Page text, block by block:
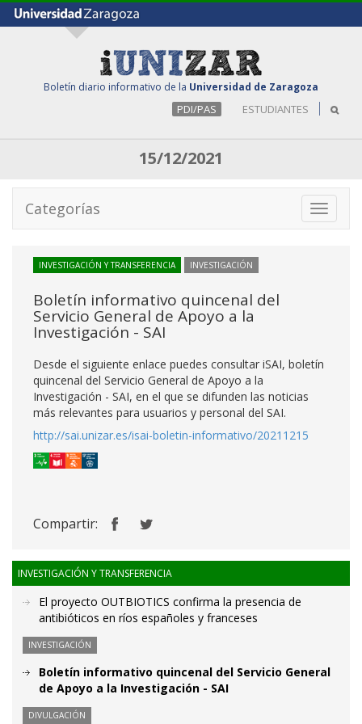
Boletín diario informativo de la Universidad de Zaragoza
PDI/PAS ESTUDIANTES
15/12/2021
Toggle
Categorías
INVESTIGACIÓN Y TRANSFERENCIA INVESTIGACIÓN
Boletín informativo quincenal del
Servicio General de Apoyo a la
Investigación - SAI
Desde el siguiente enlace puedes consultar iSAI, boletín
quincenal del Servicio General de Apoyo a la
Investigación - SAI, en el que se difunden las noticias
más relevantes para usuarios y personal del SAI.
http://sai.unizar.es/isai-boletin-informativo/20211215
Compartir:
INVESTIGACIÓN Y TRANSFERENCIA
El proyecto OUTBIOTICS confirma la presencia de
antibióticos en ríos españoles y franceses
INVESTIGACIÓN
Boletín informativo quincenal del Servicio General
de Apoyo a la Investigación - SAI
DIVULGACIÓN